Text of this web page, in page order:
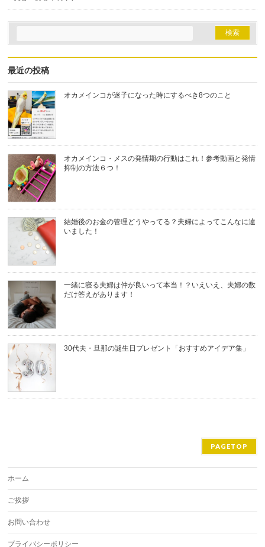
最近の投稿
オカメインコが迷子になった時にするべき8つのこと
オカメインコ・メスの発情期の行動はこれ！参考動画と発情
抑制の方法６つ！
結婚後のお金の管理どうやってる？夫婦によってこんなに違
いました！
一緒に寝る夫婦は仲が良いって本当！？いえいえ、夫婦の数
だけ答えがあります！
30代夫・旦那の誕生日プレゼント「おすすめアイデア集」
PAGETOP
ホーム
ご挨拶
お問い合わせ
プライバシーポリシー